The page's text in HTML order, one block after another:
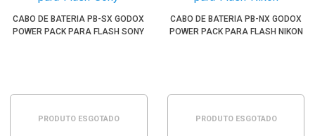
CABO DE BATERIA PB-SX GODOX
POWER PACK PARA FLASH SONY
PRODUTO ESGOTADO
CABO DE BATERIA PB-NX GODOX
POWER PACK PARA FLASH NIKON
PRODUTO ESGOTADO